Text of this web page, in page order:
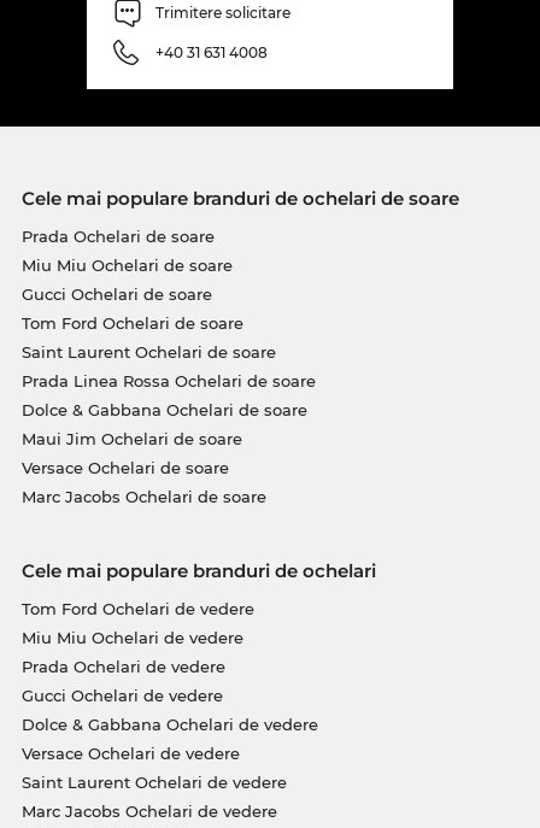
Trimitere solicitare
+40 31 631 4008
Cele mai populare branduri de ochelari de soare
Prada Ochelari de soare
Miu Miu Ochelari de soare
Gucci Ochelari de soare
Tom Ford Ochelari de soare
Saint Laurent Ochelari de soare
Prada Linea Rossa Ochelari de soare
Dolce & Gabbana Ochelari de soare
Maui Jim Ochelari de soare
Versace Ochelari de soare
Marc Jacobs Ochelari de soare
Cele mai populare branduri de ochelari
Tom Ford Ochelari de vedere
Miu Miu Ochelari de vedere
Prada Ochelari de vedere
Gucci Ochelari de vedere
Dolce & Gabbana Ochelari de vedere
Versace Ochelari de vedere
Saint Laurent Ochelari de vedere
Marc Jacobs Ochelari de vedere